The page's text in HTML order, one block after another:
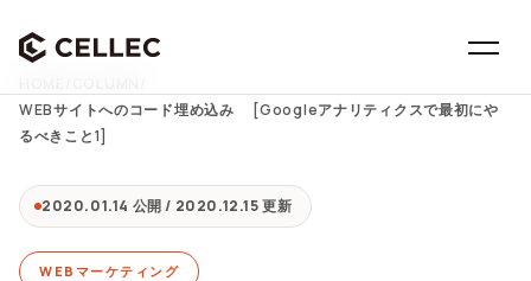
WEBサイトへのコード埋め込み [Googleアナリティクスで最初にや
るべきこと1]
2020.01.14 公開 / 2020.12.15 更新
WEBマーケティング